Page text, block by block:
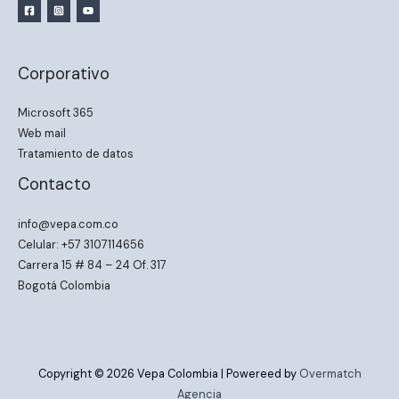
Corporativo
Microsoft 365
Web mail
Tratamiento de datos
Contacto
info@vepa.com.co
Celular: +57 3107114656
Carrera 15 # 84 – 24 Of. 317
Bogotá Colombia
Copyright © 2026 Vepa Colombia | Powereed by Overmatch
Agencia